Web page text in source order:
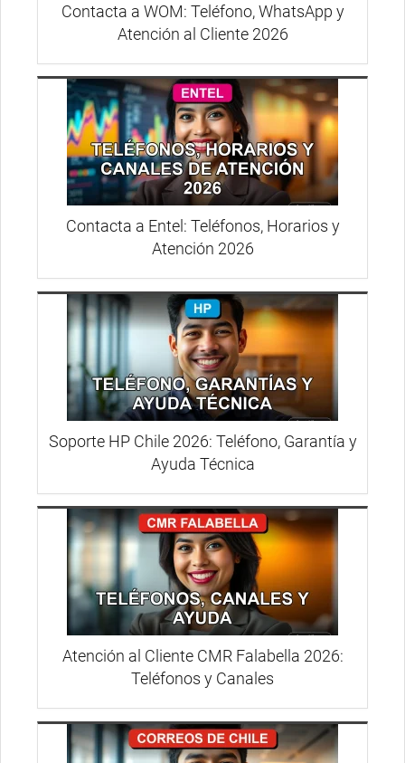
Contacta a WOM: Teléfono, WhatsApp y
Atención al Cliente 2026
Contacta a Entel: Teléfonos, Horarios y
Atención 2026
Soporte HP Chile 2026: Teléfono, Garantía y
Ayuda Técnica
Atención al Cliente CMR Falabella 2026:
Teléfonos y Canales